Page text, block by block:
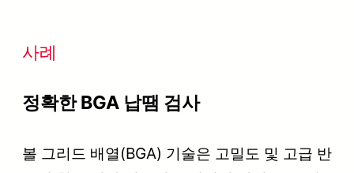
사례
정확한 BGA 납땜 검사
볼 그리드 배열(BGA) 기술은 고밀도 및 고급 반